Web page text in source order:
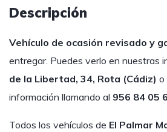
Descripción
Vehículo de ocasión revisado y
entregar. Puedes verlo en nuestras
de la Libertad, 34, Rota (Cádiz) o
información llamando al 956 84 05
Todos los vehículos de El Palmar